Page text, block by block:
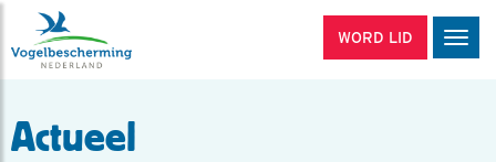
WORD LID
Actueel